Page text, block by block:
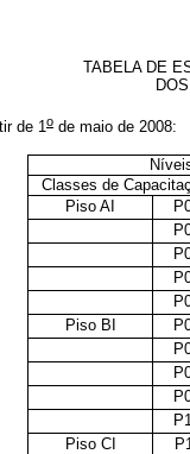
TABELA DE
de 1 o de maio de 2008:
Classes de
Piso AI
Piso BI
Piso CI